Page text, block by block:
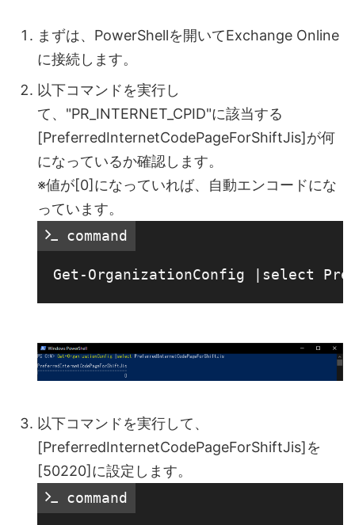
まずは、PowerShellを開いてExchange Online
に接続します。
以下コマンドを実行し
て、"PR_INTERNET_CPID"に該当する
[PreferredInternetCodePageForShiftJis]が何
になっているか確認します。
※値が[0]になっていれば、自動エンコードにな
っています。
command
以下コマンドを実行して、
[PreferredInternetCodePageForShiftJis]を
[50220]に設定します。
command